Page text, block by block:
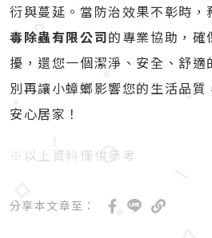
衍與蔓延。當防治效果不彰時，
毒除蟲有限公司的專業協助，確
擾，還您一個潔淨、安全、舒適
別再讓小蟑螂影響您的生活品
安心居家！
※以上資料僅供參考
分享本文章至：